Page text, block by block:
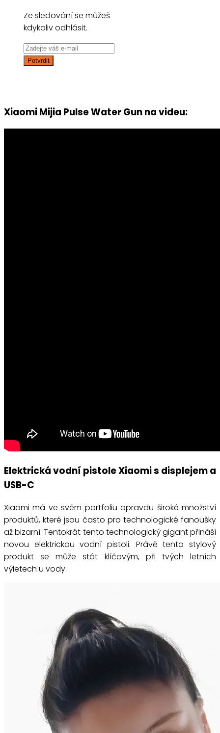
Ze sledování se můžeš
kdykoliv odhlásit.
Xiaomi Mijia Pulse Water Gun na videu:
Elektrická vodní pistole Xiaomi s displejem a
USB-C
Xiaomi má ve svém portfoliu opravdu široké množství
produktů, které jsou často pro technologické fanoušky
až bizarní. Tentokrát tento technologický gigant přináší
novou elektrickou vodní pistoli. Právě tento stylový
produkt se může stát klíčovým, při tvých letních
výletech u vody.